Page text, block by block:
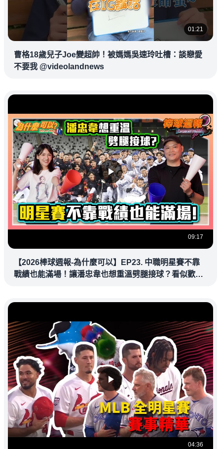
01:21
曹格18歲兒子Joe變超帥！被媽媽吳速玲吐槽：談戀愛
不要我 @videolandnews
09:17
【2026棒球週報-為什麼可以】EP23. 中職明星賽不靠
戰績也能滿場！讓潘忠韋也想重溫劈腿接球？看似歡樂
04:36